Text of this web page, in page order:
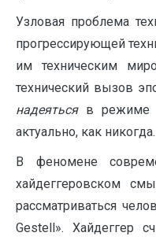
Узловая проблема
прогрессирующей
им техническим
технический вызов
надеяться в режиме
актуально, как никогда.
В феномене
хайдеггеровском
рассматриваться
Gestell». Хайдеггер